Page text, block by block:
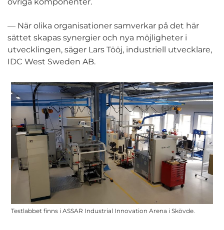
— När olika organisationer samverkar på det här
sättet skapas synergier och nya möjligheter i
utvecklingen, säger Lars Tööj, industriell utvecklare,
IDC West Sweden AB.
Testlabbet finns i ASSAR Industrial Innovation Arena i Skövde.